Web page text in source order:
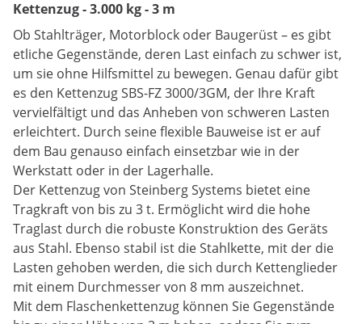
Kettenzug - 3.000 kg - 3 m
Ob Stahlträger, Motorblock oder Baugerüst – es gibt
etliche Gegenstände, deren Last einfach zu schwer ist,
um sie ohne Hilfsmittel zu bewegen. Genau dafür gibt
es den Kettenzug SBS-FZ 3000/3GM, der Ihre Kraft
vervielfältigt und das Anheben von schweren Lasten
erleichtert. Durch seine flexible Bauweise ist er auf
dem Bau genauso einfach einsetzbar wie in der
Werkstatt oder in der Lagerhalle.
Der Kettenzug von Steinberg Systems bietet eine
Tragkraft von bis zu 3 t. Ermöglicht wird die hohe
Traglast durch die robuste Konstruktion des Geräts
aus Stahl. Ebenso stabil ist die Stahlkette, mit der die
Lasten gehoben werden, die sich durch Kettenglieder
mit einem Durchmesser von 8 mm auszeichnet.
Mit dem Flaschenkettenzug können Sie Gegenstände